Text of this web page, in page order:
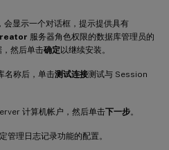
显示一个对话框，提示提供具有
服务器角色权限的数据库管理员的
然后单击确定以继续安装。
名称后，单击测试连接测试与 Session
计算机帐户，然后单击下一步。
管理日志记录功能的配置。